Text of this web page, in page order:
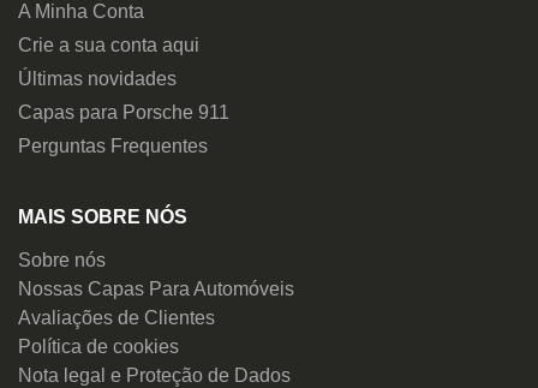
A Minha Conta
Crie a sua conta aqui
Últimas novidades
Capas para Porsche 911
Perguntas Frequentes
MAIS SOBRE NÓS
Sobre nós
Nossas Capas Para Automóveis
Avaliações de Clientes
Política de cookies
Nota legal e Proteção de Dados